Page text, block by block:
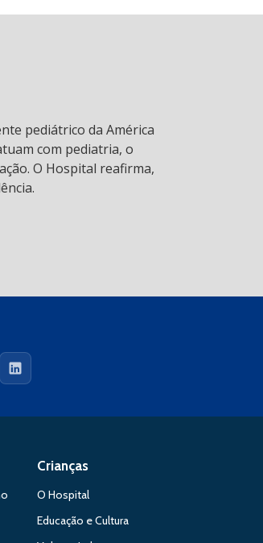
pediátrico da América
com pediatria, o
O Hospital reafirma,
LinkedIn
Crianças
O Hospital
Educação e Cultura